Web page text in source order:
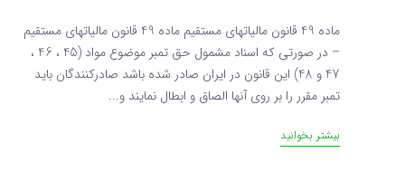
ماده 49 قانون مالیاتهای مستقیم ماده 49 قانون مالیاتهای مستقیم
– در صورتی که اسناد مشمول حق تمبر موضوع مواد (45 ، 46 ،
47 و 48) این قانون در ایران صادر شده باشد صادرکنندگان باید
تمبر مقرر را بر روی آنها الصاق و ابطال نمایند و...
بیشتر بخوانید